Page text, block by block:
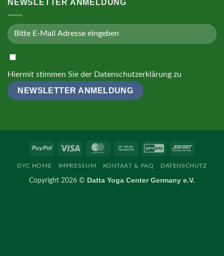
NEWSLETTER ANMELDUNG
Hiermit stimmen Sie der Datenschutzerklärung zu
PayPal Visa MasterCardBank
GiroPay Sofort
DYC HOME IMPRESSUM KONTAKT & FAQ DATENSCHUTZ
Copyright 2026 © Datta Yoga Center Germany e.V.